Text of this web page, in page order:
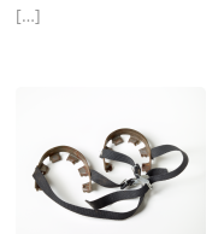
[…]